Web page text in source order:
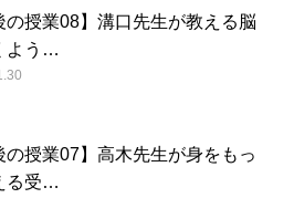
の授業08】溝口先生が教える脳
よう…
の授業07】高木先生が身をもっ
る受…